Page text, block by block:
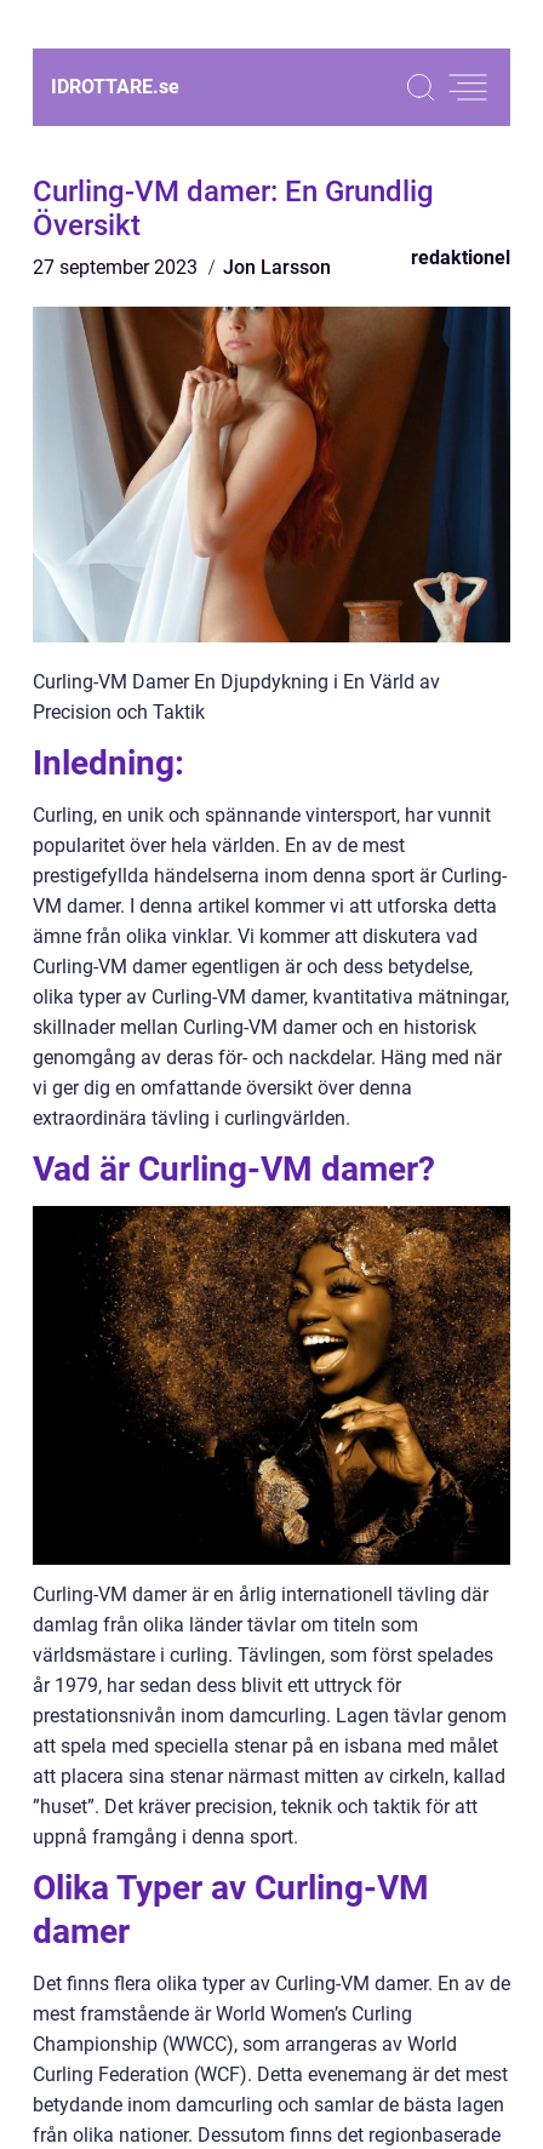
IDROTTARE.se
Curling-VM damer: En Grundlig
Översikt
27 september 2023 Jon Larsson redaktionel
Curling-VM Damer En Djupdykning i En Värld av
Precision och Taktik
Inledning:
Curling, en unik och spännande vintersport, har vunnit
popularitet över hela världen. En av de mest
prestigefyllda händelserna inom denna sport är Curling-
VM damer. I denna artikel kommer vi att utforska detta
ämne från olika vinklar. Vi kommer att diskutera vad
Curling-VM damer egentligen är och dess betydelse,
olika typer av Curling-VM damer, kvantitativa mätningar,
skillnader mellan Curling-VM damer och en historisk
genomgång av deras för- och nackdelar. Häng med när
vi ger dig en omfattande översikt över denna
extraordinära tävling i curlingvärlden.
Vad är Curling-VM damer?
Curling-VM damer är en årlig internationell tävling där
damlag från olika länder tävlar om titeln som
världsmästare i curling. Tävlingen, som först spelades
år 1979, har sedan dess blivit ett uttryck för
prestationsnivån inom damcurling. Lagen tävlar genom
att spela med speciella stenar på en isbana med målet
att placera sina stenar närmast mitten av cirkeln, kallad
”huset”. Det kräver precision, teknik och taktik för att
uppnå framgång i denna sport.
Olika Typer av Curling-VM
damer
Det finns flera olika typer av Curling-VM damer. En av de
mest framstående är World Women’s Curling
Championship (WWCC), som arrangeras av World
Curling Federation (WCF). Detta evenemang är det mest
betydande inom damcurling och samlar de bästa lagen
från olika nationer. Dessutom finns det regionbaserade